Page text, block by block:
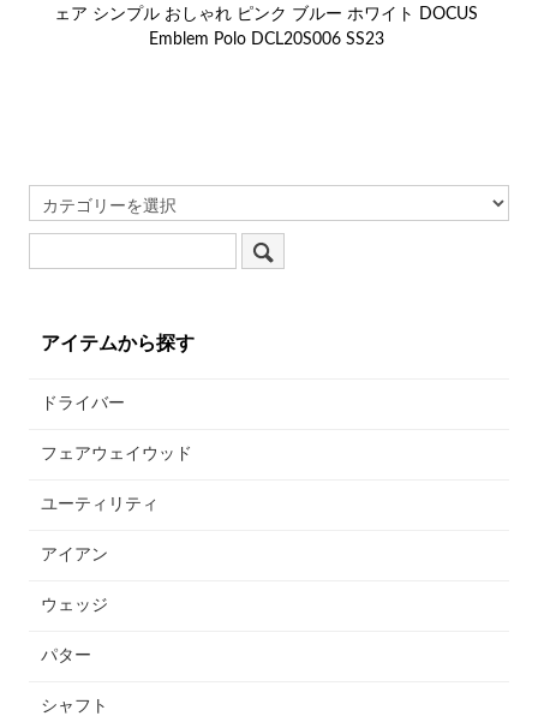
ェア シンプル おしゃれ ピンク ブルー ホワイト DOCUS
Emblem Polo DCL20S006 SS23
アイテムから探す
ドライバー
フェアウェイウッド
ユーティリティ
アイアン
ウェッジ
パター
シャフト